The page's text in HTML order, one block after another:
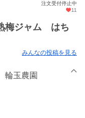
注文受付停止中
11
梅ジャム はち
みんなの投稿を見る
輪玉農園